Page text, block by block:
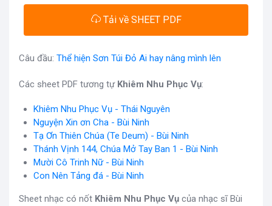
Tải về SHEET PDF
Câu đầu: Thể hiện Sơn Túi Đỏ Ai hay nâng mình lên
Các sheet PDF tương tự Khiêm Nhu Phục Vụ:
Khiêm Nhu Phục Vụ - Thái Nguyên
Nguyện Xin ơn Cha - Bùi Ninh
Tạ Ơn Thiên Chúa (Te Deum) - Bùi Ninh
Thánh Vịnh 144, Chúa Mở Tay Ban 1 - Bùi Ninh
Mười Cô Trinh Nữ - Bùi Ninh
Con Nên Tảng đá - Bùi Ninh
Sheet nhạc có nốt Khiêm Nhu Phục Vụ của nhạc sĩ Bùi